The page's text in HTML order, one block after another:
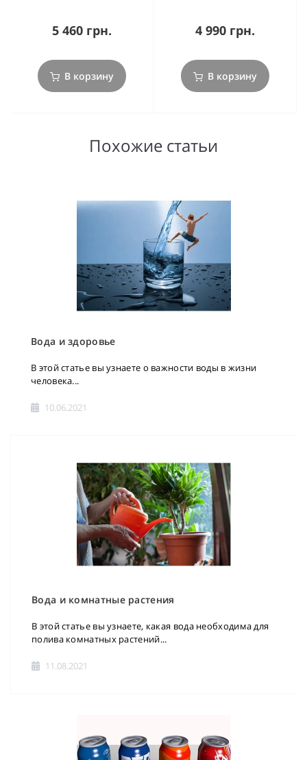
5 460 грн.
В корзину
4 990 грн.
В корзину
Похожие статьи
Вода и здоровье
В этой статье вы узнаете о важности воды в жизни
человека...
10.06.2021
Вода и комнатные растения
В этой статье вы узнаете, какая вода необходима для
полива комнатных растений...
11.08.2021